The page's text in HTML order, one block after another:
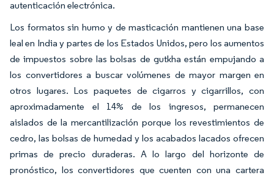
autenticación electrónica.
Los formatos sin humo y de masticación mantienen una base
leal en India y partes de los Estados Unidos, pero los aumentos
de impuestos sobre las bolsas de gutkha están empujando a
los convertidores a buscar volúmenes de mayor margen en
otros lugares. Los paquetes de cigarros y cigarrillos, con
aproximadamente el 14% de los ingresos, permanecen
aislados de la mercantilización porque los revestimientos de
cedro, las bolsas de humedad y los acabados lacados ofrecen
primas de precio duraderas. A lo largo del horizonte de
pronóstico, los convertidores que cuenten con una cartera